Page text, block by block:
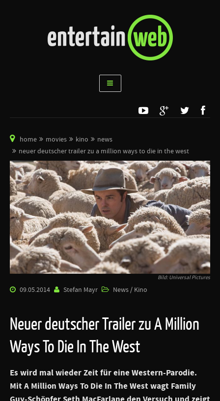
home movies kino
news
neuer deutscher trailer zu a million ways to die in the west
Bild: Universal Pictures
09.05.2014 Stefan Mayr News / Kino
Neuer deutscher Trailer zu A Million
Ways To Die In The West
Es wird mal wieder Zeit für eine Western-Parodie.
Mit A Million Ways To Die In The West wagt Family